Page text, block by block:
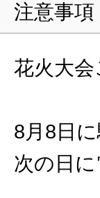
注意事項
花火大
8月8日
次の日に